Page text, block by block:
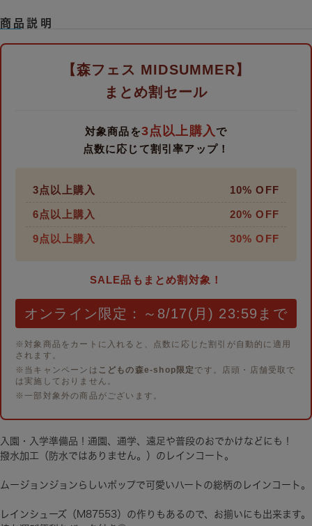
商品説明
【森フェス MIDSUMMER】
まとめ割セール
対象商品を3点以上購入で
点数に応じて割引率アップ！
3点以上購入 10% OFF
6点以上購入 20% OFF
9点以上購入 30% OFF
SALE品もまとめ割対象！
オンライン限定：～8/17(月) 23:59まで
※対象商品をカートに入れると、点数に応じた割引が自動的に適用
されます。
※当キャンペーンは こどもの森e-shop限定 です。店頭・店舗受取で
は実施しておりません。
※一部対象外の商品がございます。
入園・入学準備品！通園、通学、遠足や普段のおでかけなどにも！
撥水加工（防水ではありません。）のレインコート。
ムージョンジョンらしいポップで可愛いハートの総柄のレインコート。
レインシューズ（M87553）の作りもあるので、お揃いにも出来ます。